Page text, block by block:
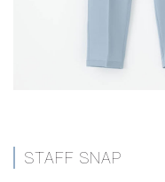
STAFF SNAP